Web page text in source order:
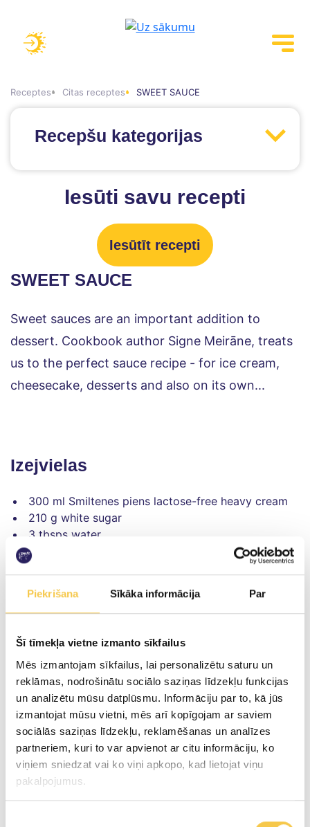
Piekrišana Sīkāka informācija Par
Šī tīmekļa vietne izmanto sīkfailus
Mēs izmantojam sīkfailus, lai personalizētu saturu un
reklāmas, nodrošinātu sociālo saziņas līdzekļu funkcijas
un analizētu mūsu datplūsmu. Informāciju par to, kā jūs
izmantojat mūsu vietni, mēs arī kopīgojam ar saviem
sociālās saziņas līdzekļu, reklamēšanas un analīzes
partneriem, kuri to var apvienot ar citu informāciju, ko
viņiem sniedzat vai ko viņi apkopo, kad lietojat viņu
pakalpojumus.
Receptes Citas receptes SWEET SAUCE
Recepšu kategorijas
Iesūti savu recepti
Iesūtīt recepti
SWEET SAUCE
Sweet sauces are an important addition to
dessert. Cookbook author Signe Meirāne, treats
us to the perfect sauce recipe - for ice cream,
cheesecake, desserts and also on its own...
Izejvielas
300 ml Smiltenes piens lactose-free heavy cream
210 g white sugar
3 tbsps water
1.5 tsp honey
Pagatavošana
Add the sugar, water and honey to a saucepan
and cook over a low heat. Do not stir, but
occasionally move the pot in a circular motion.
When the sugar has melted and is bubbling, turn
the heat to medium-high and cook until the